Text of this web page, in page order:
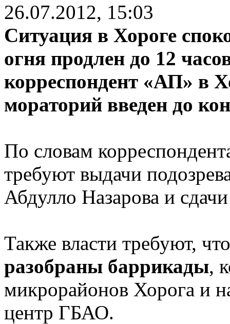
26.07.2012, 15:03
Ситуация в Хороге
огня продлен до 12
корреспондент «АП» в
мораторий введен до
По словам
требуют выдачи
Абдулло Назарова и
Также власти требуют,
разобраны баррикады,
микрорайонов Хорога и
центр ГБАО.